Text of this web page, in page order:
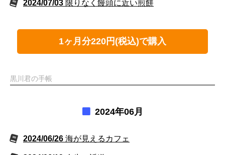
2024/07/03 限りなく饅頭に近い煎餅
1ヶ月分220円(税込)で購入
黒川君の手帳
2024年06月
2024/06/26 海が見えるカフェ